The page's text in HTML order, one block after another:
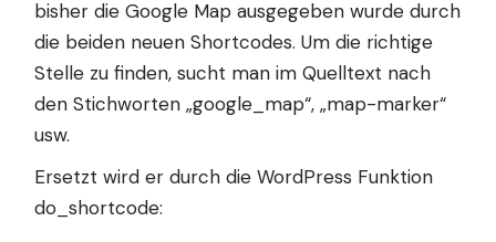
bisher die Google Map ausgegeben wurde durch
die beiden neuen Shortcodes. Um die richtige
Stelle zu finden, sucht man im Quelltext nach
den Stichworten „google_map“, „map-marker“
usw.
Ersetzt wird er durch dieWordPress Funktion
do_shortcode: